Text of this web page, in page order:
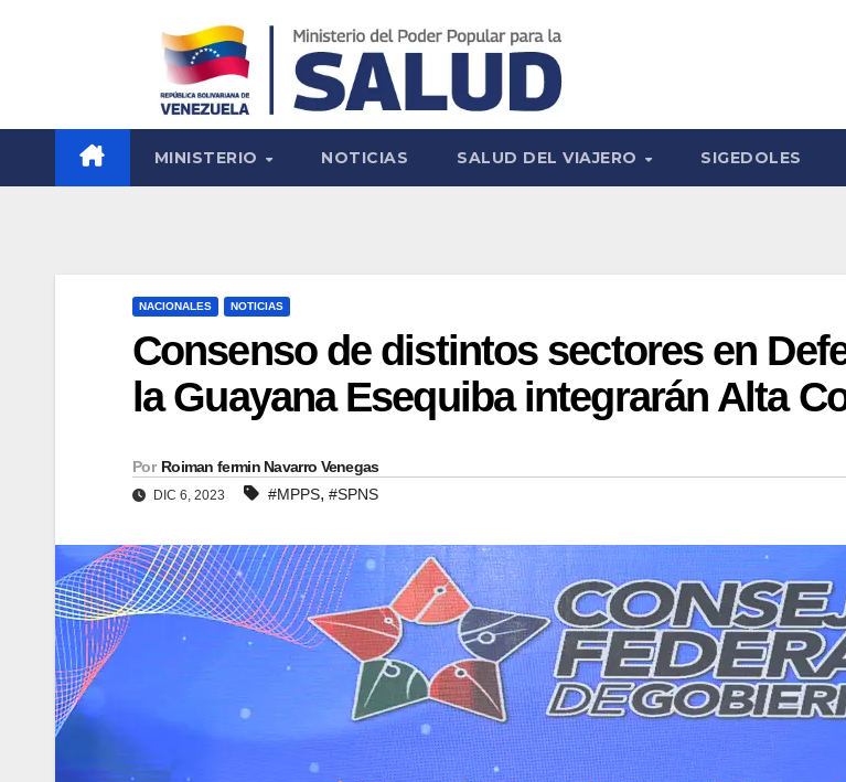
MINISTERIO NOTICIAS SALUD DEL VIAJERO SIGEDOLES
NACIONALES NOTICIAS
Consenso de distintos sectores en
la Guayana Esequiba integrarán Alta
Por Roiman fermin Navarro Venegas
DIC 6, 2023 #MPPS, #SPNS